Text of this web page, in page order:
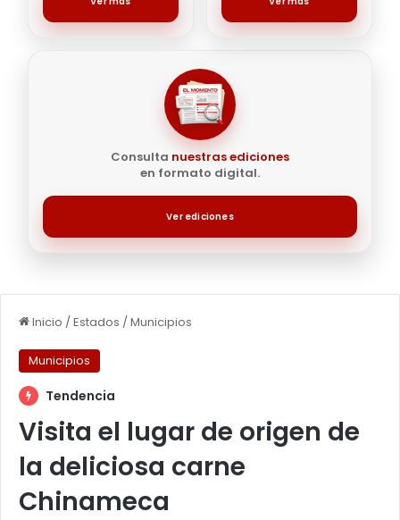
Consulta nuestras ediciones
en formato digital.
Ver ediciones
Inicio /Estados /Municipios
Municipios
Tendencia
Visita el lugar de origen de
la deliciosa carne
Chinameca